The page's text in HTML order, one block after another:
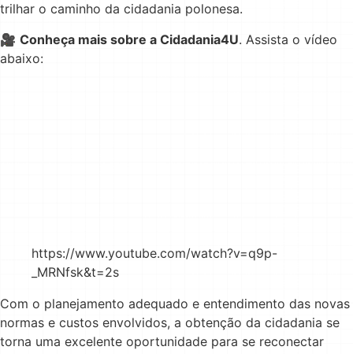
trilhar o caminho da cidadania polonesa.
🎥 Conheça mais sobre a Cidadania4U. Assista o vídeo
abaixo:
https://www.youtube.com/watch?v=q9p-
_MRNfsk&t=2s
Com o planejamento adequado e entendimento das novas
normas e custos envolvidos, a obtenção da cidadania se
torna uma excelente oportunidade para se reconectar